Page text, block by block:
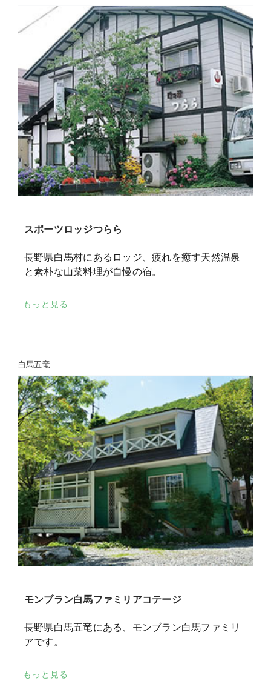
スポーツロッジつらら
長野県白馬村にあるロッジ、疲れを癒す天然温泉
と素朴な山菜料理が自慢の宿。
もっと見る
白馬五竜
モンブラン白馬ファミリアコテージ
長野県白馬五竜にある、モンブラン白馬ファミリ
アです。
もっと見る